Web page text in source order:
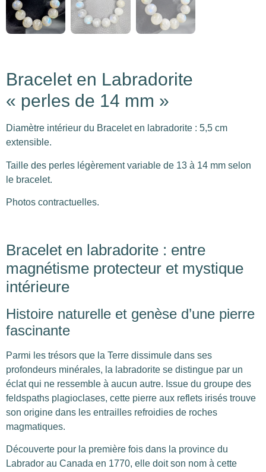
Bracelet en Labradorite
« perles de 14 mm »
Diamètre intérieur du Bracelet en labradorite : 5,5 cm
extensible.
Taille des perles légèrement variable de 13 à 14 mm selon
le bracelet.
Photos contractuelles.
Bracelet en labradorite : entre
magnétisme protecteur et mystique
intérieure
Histoire naturelle et genèse d’une pierre
fascinante
Parmi les trésors que la Terre dissimule dans ses
profondeurs minérales, la labradorite se distingue par un
éclat qui ne ressemble à aucun autre. Issue du groupe des
feldspaths plagioclases, cette pierre aux reflets irisés trouve
son origine dans les entrailles refroidies de roches
magmatiques.
Découverte pour la première fois dans la province du
Labrador au Canada en 1770, elle doit son nom à cette